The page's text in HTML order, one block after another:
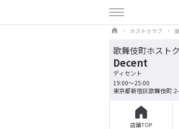
ホストクラブ
歌舞伎町ホスト
Decent
ディセント
19:00～25:00
東京都新宿区歌舞伎町
店舗TOP